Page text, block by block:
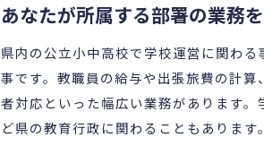
あなたが所属する部署の業務
県内の公立小中高校で学校運営に関わ
事です。教職員の給与や出張旅費の計
者対応といった幅広い業務があります
ど県の教育行政に関わることもあります。